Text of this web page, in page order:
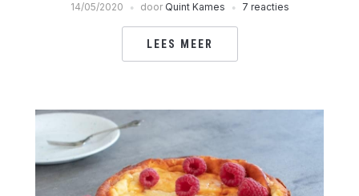
14/05/2020 door Quint Kames 7 reacties
LEES MEER